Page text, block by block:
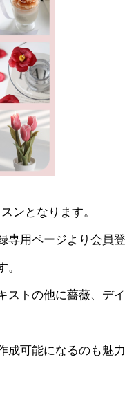
ンとなります。
専用ページより会員
ストの他に薔薇、デ
成可能になるのも魅